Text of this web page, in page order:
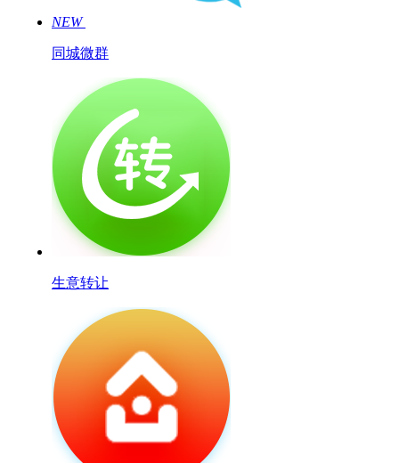
NEW
同城微群
生意转让